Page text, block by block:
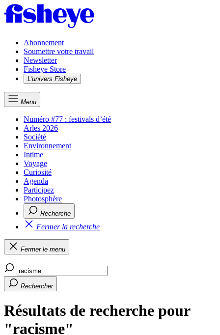
Abonnement
Soumettre votre travail
Newsletter
Fisheye Store
L'univers Fisheye
Menu
Numéro #77 : festivals d’été
Arles 2026
Société
Environnement
Intime
Voyage
Curiosité
Agenda
Participez
Photosphère
Recherche
Fermer la recherche
Fermer le menu
Rechercher
Résultats de recherche pour
"racisme"